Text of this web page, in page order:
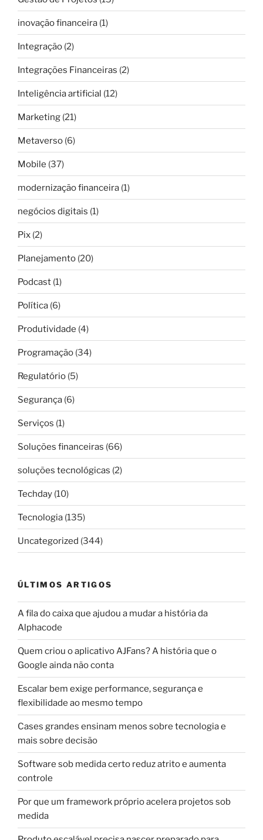
inovação financeira (1)
Integração (2)
Integrações Financeiras (2)
Inteligência artificial (12)
Marketing (21)
Metaverso (6)
Mobile (37)
modernização financeira (1)
negócios digitais (1)
Pix (2)
Planejamento (20)
Podcast (1)
Política (6)
Produtividade (4)
Programação (34)
Regulatório (5)
Segurança (6)
Serviços (1)
Soluções financeiras (66)
soluções tecnológicas (2)
Techday (10)
Tecnologia (135)
Uncategorized (344)
ÚLTIMOS ARTIGOS
A fila do caixa que ajudou a mudar a história da
Alphacode
Quem criou o aplicativo AJFans? A história que o
Google ainda não conta
Escalar bem exige performance, segurança e
flexibilidade ao mesmo tempo
Cases grandes ensinam menos sobre tecnologia e
mais sobre decisão
Software sob medida certo reduz atrito e aumenta
controle
Por que um framework próprio acelera projetos sob
medida